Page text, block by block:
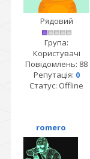
Рядовий
Група:
Користувачі
Повідомлень: 88
Репутація: 0
Статус: Offline
romero